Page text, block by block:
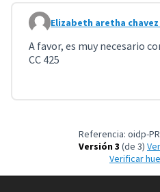
Comentario 2518
Elizabeth aretha
A favor, es muy necesario
CC 425
Referencia: oidp-
Versión 3 (de 3)
Verificar